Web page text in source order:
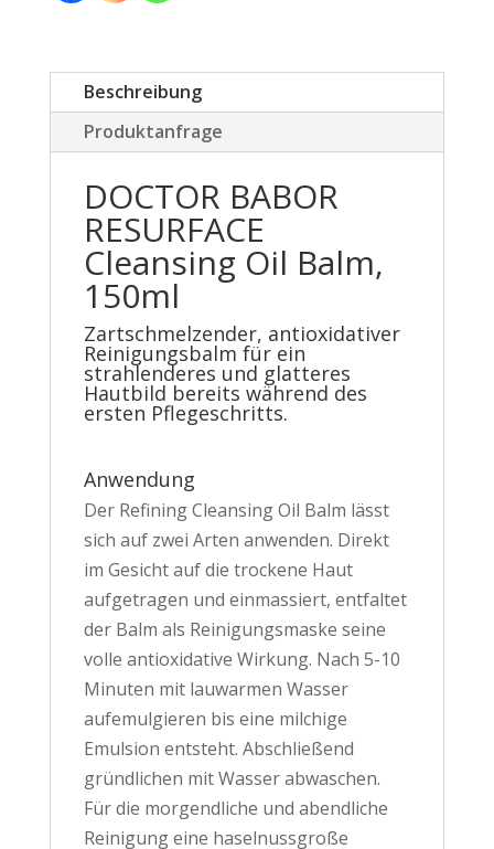
Beschreibung
Produktanfrage
DOCTOR BABOR
RESURFACE
Cleansing Oil Balm,
150ml
Zartschmelzender, antioxidativer
Reinigungsbalm für ein
strahlenderes und glatteres
Hautbild bereits während des
ersten Pflegeschritts.
Anwendung
Der Refining Cleansing Oil Balm lässt
sich auf zwei Arten anwenden. Direkt
im Gesicht auf die trockene Haut
aufgetragen und einmassiert, entfaltet
der Balm als Reinigungsmaske seine
volle antioxidative Wirkung. Nach 5-10
Minuten mit lauwarmen Wasser
aufemulgieren bis eine milchige
Emulsion entsteht. Abschließend
gründlichen mit Wasser abwaschen.
Für die morgendliche und abendliche
Reinigung eine haselnussgroße